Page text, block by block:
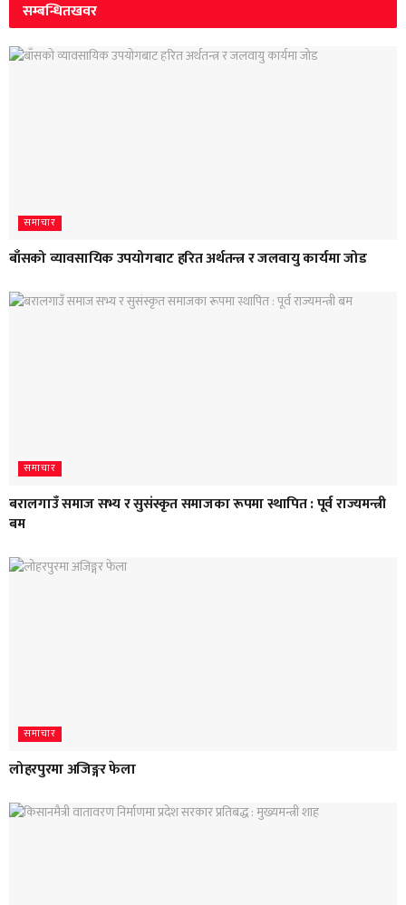
सम्बन्धितखवर
समाचार
बाँसको व्यावसायिक उपयोगबाट हरित अर्थतन्त्र र जलवायु कार्यमा जोड
समाचार
बरालगाउँ समाज सभ्य र सुसंस्कृत समाजका रूपमा स्थापित : पूर्व राज्यमन्त्री
बम
समाचार
लोहरपुरमा अजिङ्गर फेला